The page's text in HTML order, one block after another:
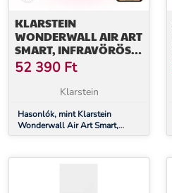
KLARSTEIN
WONDERWALL AIR ART
SMART, INFRAVÖRÖS
HŐSUGÁRZÓ, 60 X 60
CM, 350 W,
ALKALMAZÁS,
52 390 Ft
Klarstein
Hasonlók, mint Klarstein
Wonderwall Air Art Smart,
infravörös hősugárzó, 60 x 60
mandula virág